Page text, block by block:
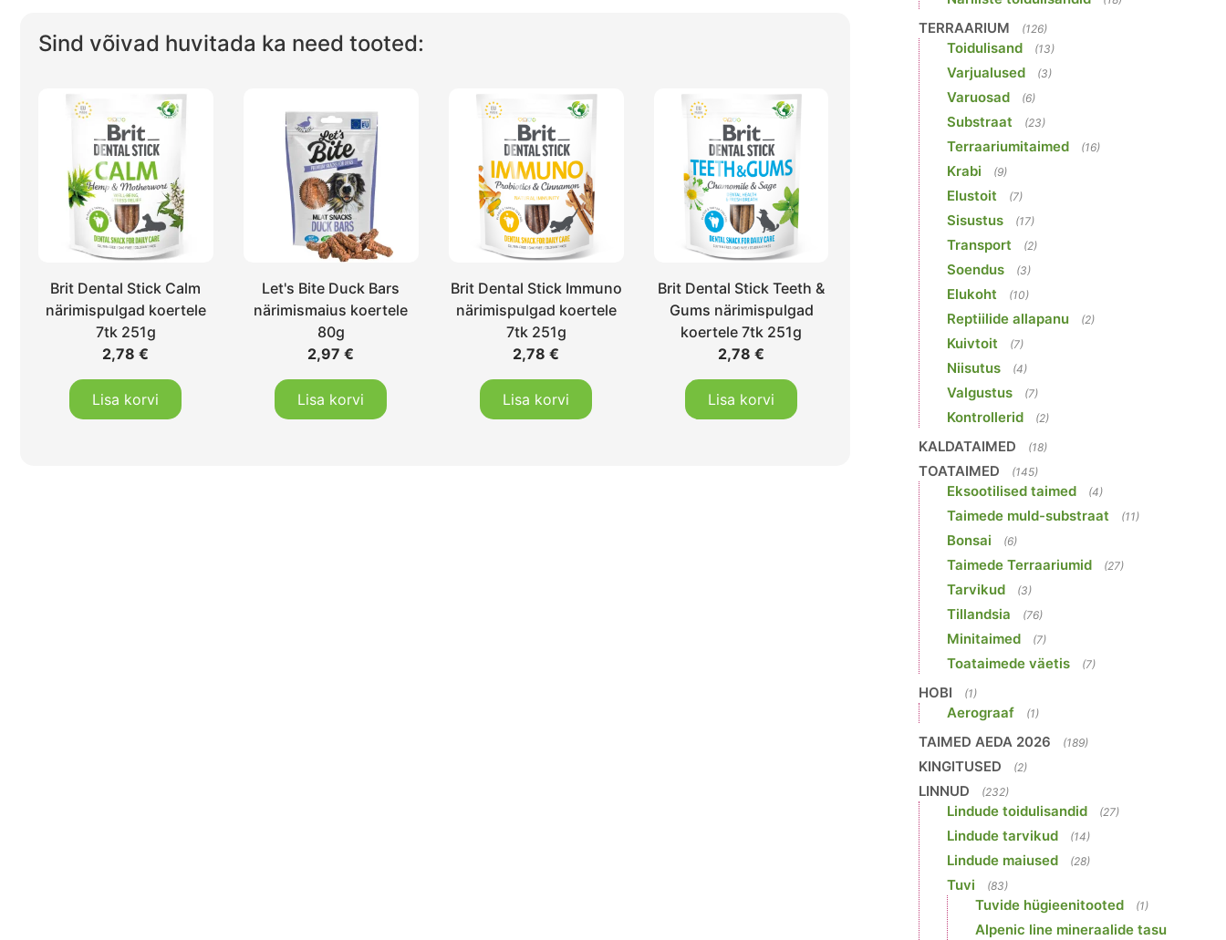
Sind võivad huvitada ka need tooted:
Brit Dental Stick Calm
närimispulgad koertele
7tk 251g
2,78€
Lisa korvi
Let's Bite Duck Bars
närimismaius koertele
80g
2,97€
Lisa korvi
Brit Dental Stick Immuno
närimispulgad koertele
7tk 251g
2,78€
Lisa korvi
Brit Dental Stick Teeth &
Gums närimispulgad
koertele 7tk 251g
2,78€
Lisa korvi
TERRAARIUM (126)
Toidulisand (13)
Varjualused (3)
Varuosad (6)
Substraat (23)
Terraariumitaimed (16)
Krabi (9)
Elustoit (7)
Sisustus (17)
Transport (2)
Soendus (3)
Elukoht (10)
Reptiilide allapanu (2)
Kuivtoit (7)
Niisutus (4)
Valgustus (7)
Kontrollerid (2)
KALDATAIMED (18)
TOATAIMED (145)
Eksootilised taimed (4)
Taimede muld-substraat (11)
Bonsai (6)
Taimede Terraariumid (27)
Tarvikud (3)
Tillandsia (76)
Minitaimed (7)
Toataimede väetis (7)
HOBI (1)
Aerograaf (1)
TAIMED AEDA 2026 (189)
KINGITUSED (2)
LINNUD (232)
Lindude toidulisandid (27)
Lindude tarvikud (14)
Lindude maiused (28)
Tuvi (83)
Tuvide hügieenitooted (1)
Alpenic line mineraalide tasu